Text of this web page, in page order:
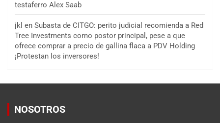
testaferro Alex Saab
jkl en Subasta de CITGO: perito judicial recomienda a Red
Tree Investments como postor principal, pese a que
ofrece comprar a precio de gallina flaca a PDV Holding
¡Protestan los inversores!
NOSOTROS